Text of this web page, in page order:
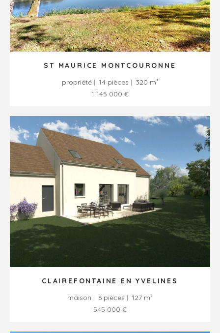
ST MAURICE MONTCOURONNE
propriété
14 pièces
320 m²
1 145 000 €
CLAIREFONTAINE EN YVELINES
maison
6 pièces
127 m²
545 000 €